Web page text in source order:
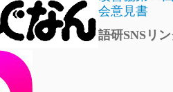
会意見書
語研SNSリ